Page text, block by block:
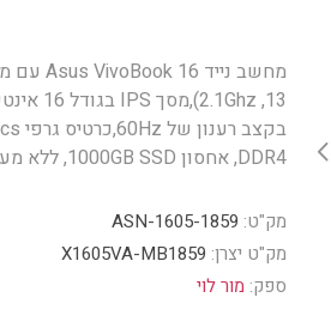
DDR4, אחסון 1000GB SSD, ללא מערכת הפעלה.
מק"ט: ASN-1605-1859
מק"ט יצרן: X1605VA-MB1859
ספק: מור לוי